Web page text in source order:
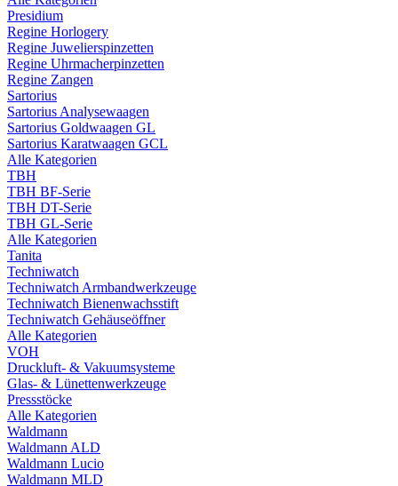
Presidium
Regine Horlogery
Regine Juwelierspinzetten
Regine Uhrmacherpinzetten
Regine Zangen
Sartorius
Sartorius Analysewaagen
Sartorius Goldwaagen GL
Sartorius Karatwaagen GCL
Alle Kategorien
TBH
TBH BF-Serie
TBH DT-Serie
TBH GL-Serie
Alle Kategorien
Tanita
Techniwatch
Techniwatch Armbandwerkzeuge
Techniwatch Bienenwachsstift
Techniwatch Gehäuseöffner
Alle Kategorien
VOH
Druckluft- & Vakuumsysteme
Glas- & Lünettenwerkzeuge
Pressstöcke
Alle Kategorien
Waldmann
Waldmann ALD
Waldmann Lucio
Waldmann MLD